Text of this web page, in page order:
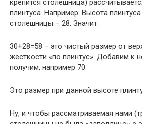
крепится столешница)
плинтуса. Например: Высота
столешницы – 28. Значит:
30+28=58 – это чистый размер от
жесткости «по плинтус». Добавим к
получим, например 70.
Это размер при данной высоте
Ну, и чтобы рассматриваемая нами